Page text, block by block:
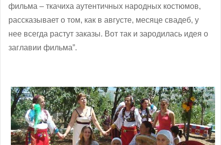
фильма – ткачиха аутентичных народных костюмов,
рассказывает о том, как в августе, месяце свадеб, у
нее всегда растут заказы. Вот так и зародилась идея о
заглавии фильма”.